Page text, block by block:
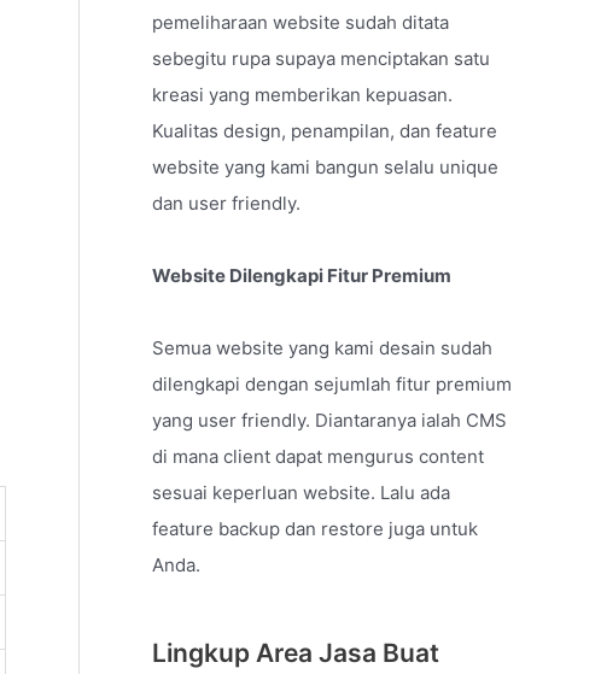
pemeliharaan website sudah ditata
sebegitu rupa supaya menciptakan satu
kreasi yang memberikan kepuasan.
Kualitas design, penampilan, dan feature
website yang kami bangun selalu unique
dan user friendly.
Website Dilengkapi Fitur Premium
Semua website yang kami desain sudah
dilengkapi dengan sejumlah fitur premium
yang user friendly. Diantaranya ialah CMS
di mana client dapat mengurus content
sesuai keperluan website. Lalu ada
feature backup dan restore juga untuk
Anda.
Lingkup Area Jasa Buat